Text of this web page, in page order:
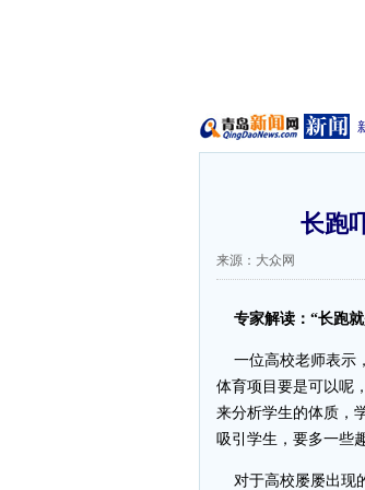
长跑
来源：大众网
专家解读：“长跑就
一位高校老师表示
体育项目要是可以呢
来分析学生的体质，
吸引学生，要多一些
对于高校屡屡出现